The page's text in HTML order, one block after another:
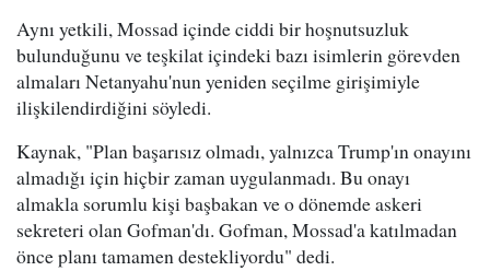
Aynı yetkili, Mossad içinde ciddi bir hoşnutsuzluk
bulunduğunu ve teşkilat içindeki bazı isimlerin görevden
almaları Netanyahu'nun yeniden seçilme girişimiyle
ilişkilendirdiğini söyledi.
Kaynak, "Plan başarısız olmadı, yalnızca Trump'ın onayını
almadığı için hiçbir zaman uygulanmadı. Bu onayı
almakla sorumlu kişi başbakan ve o dönemde askeri
sekreteri olan Gofman'dı. Gofman, Mossad'a katılmadan
önce planı tamamen destekliyordu" dedi.